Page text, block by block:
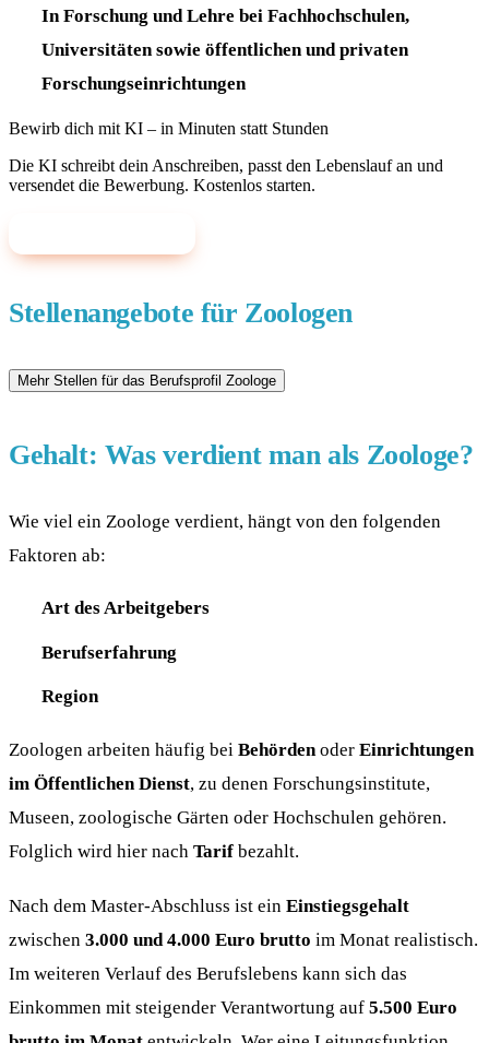
In Forschung und Lehre bei Fachhochschulen,
Universitäten sowie öffentlichen und privaten
Forschungseinrichtungen
Bewirb dich mit KI – in Minuten statt Stunden
Die KI schreibt dein Anschreiben, passt den Lebenslauf an und
versendet die Bewerbung. Kostenlos starten.
Stellenangebote für Zoologen
Gehalt: Was verdient man als Zoologe?
Wie viel ein Zoologe verdient, hängt von den folgenden
Faktoren ab:
Art des Arbeitgebers
Berufserfahrung
Region
Zoologen arbeiten häufig bei Behördenoder Einrichtungen
im Öffentlichen Dienst, zu denen Forschungsinstitute,
Museen, zoologische Gärten oder Hochschulen gehören.
Folglich wird hier nach Tarif bezahlt.
Nach dem Master-Abschluss ist ein Einstiegsgehalt
zwischen 3.000 und 4.000 Euro brutto im Monat realistisch.
Im weiteren Verlauf des Berufslebens kann sich das
Einkommen mit steigender Verantwortung auf 5.500 Euro